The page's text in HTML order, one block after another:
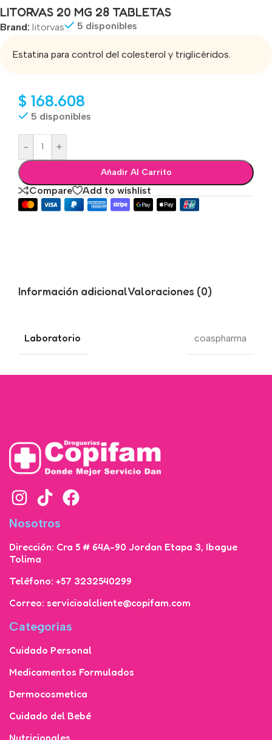
LITORVAS 20 MG 28 TABLETAS
Brand: litorvas 5 disponibles
Estatina para control del colesterol y triglicéridos.
$ 168.608
5 disponibles
- +
Añadir Al Carrito
Compare Add to wishlist
Información adicionalValoraciones (0)
Laboratorio coaspharma
Nosotros
Dirección: Cra 5 # 64A-90 Jordan Etapa 3, Ibague
Tolima
Teléfono: +57 3232540299
Correo: servicioalcliente@copifam.com
Categorías
Cuidado Personal
Medicamentos Formulados
Dermocosmetica
Cuidado del Bebé